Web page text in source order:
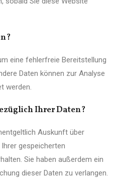
eine fehlerfreie Bereitstellung
Daten können zur Analyse
werden.
Ihrer Daten?
Auskunft über
gespeicherten
Sie haben außerdem ein
dieser Daten zu verlangen.